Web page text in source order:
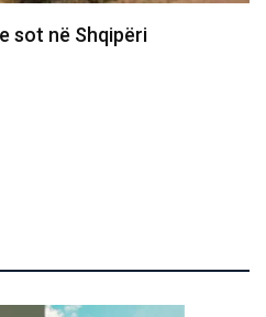
e rrjedhës së Ibërit,